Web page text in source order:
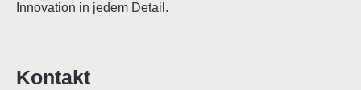
Innovation in jedem Detail.
Kontakt